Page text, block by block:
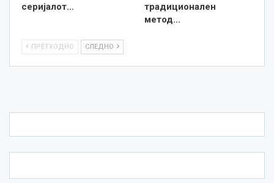
серијалот…
традиционален
метод…
ПРЕТХОДНО СЛЕДНО